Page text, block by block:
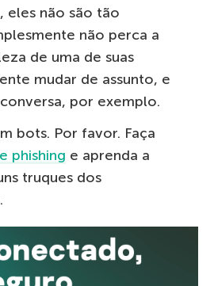
eles não são tão
não perca a
de uma de suas
mudar de assunto, e
por exemplo.
bots. Por favor. Faça
phishing e aprenda a
truques dos